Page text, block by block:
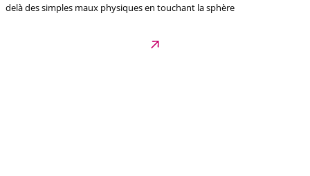
delà des simples maux physiques en touchant la sphère